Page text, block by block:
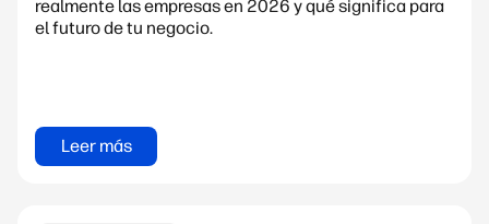
realmente las empresas en 2026 y qué significa para
el futuro de tu negocio.
Leer más